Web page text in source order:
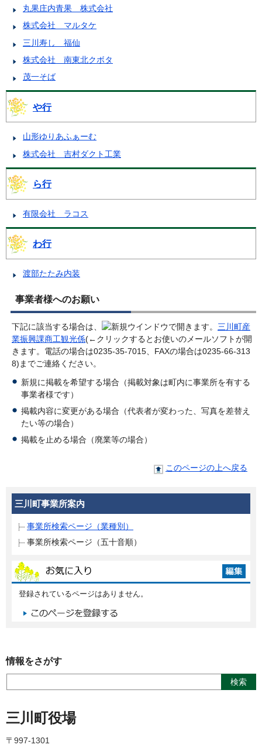
丸果庄内青果 株式会社
株式会社 マルタケ
三川寿し 福仙
株式会社 南東北クボタ
茂一そば
や行
山形ゆりあふぁーむ
株式会社 吉村ダクト工業
ら行
有限会社 ラコス
わ行
渡部たたみ内装
事業者様へのお願い
下記に該当する場合は、
三川町産
業振興課商工観光係(←クリックするとお使いのメールソフトが開
きます。電話の場合は0235-35-7015、FAXの場合は0235-66-313
8)までご連絡ください。
新規に掲載を希望する場合（掲載対象は町内に事業所を有する
事業者様です）
掲載内容に変更がある場合（代表者が変わった、写真を差替え
たい等の場合）
掲載を止める場合（廃業等の場合）
このページの上へ戻る
三川町事業所案内
事業所検索ページ（業種別）
事業所検索ページ（五十音順）
登録されているページはありません。
情報をさがす
三川町役場
〒997-1301